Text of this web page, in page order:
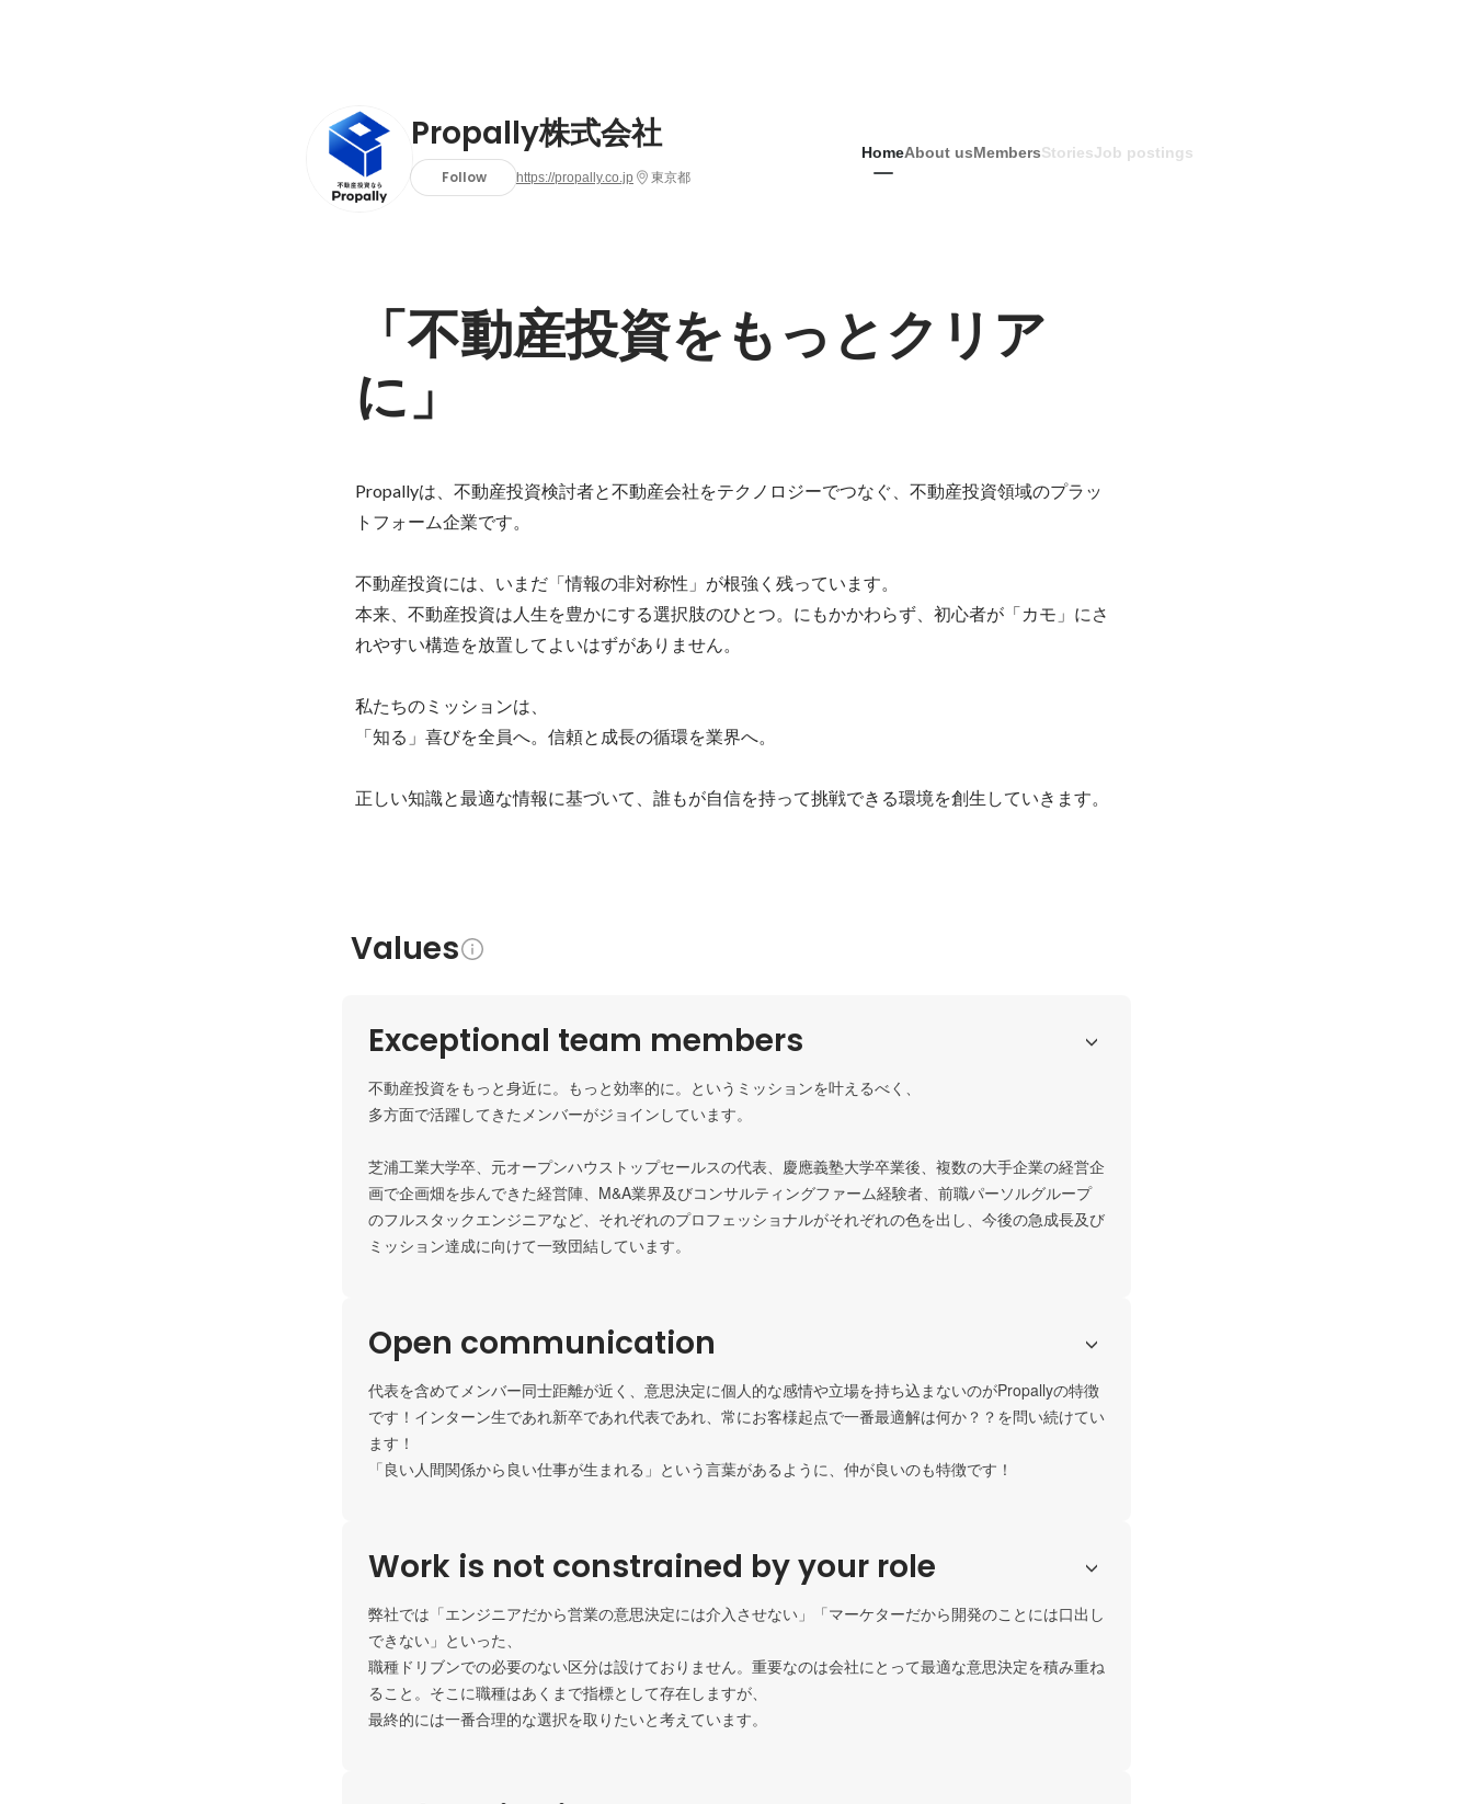
Propally株式会社
Follow https://propally.co.jp 東京都
HomeAbout usMembersStoriesJob postings
「不動産投資をもっとクリア
に」
Propallyは、不動産投資検討者と不動産会社をテクノロジーでつなぐ、不動産投資領域のプラッ
トフォーム企業です。
不動産投資には、いまだ「情報の非対称性」が根強く残っています。
本来、不動産投資は人生を豊かにする選択肢のひとつ。にもかかわらず、初心者が「カモ」にさ
れやすい構造を放置してよいはずがありません。
私たちのミッションは、
「知る」喜びを全員へ。信頼と成長の循環を業界へ。
正しい知識と最適な情報に基づいて、誰もが自信を持って挑戦できる環境を創生していきます。
Values
Exceptional team members
不動産投資をもっと身近に。もっと効率的に。というミッションを叶えるべく、
多方面で活躍してきたメンバーがジョインしています。
芝浦工業大学卒、元オープンハウストップセールスの代表、慶應義塾大学卒業後、複数の大手企業の経営企
画で企画畑を歩んできた経営陣、M&A業界及びコンサルティングファーム経験者、前職パーソルグループ
のフルスタックエンジニアなど、それぞれのプロフェッショナルがそれぞれの色を出し、今後の急成長及び
ミッション達成に向けて一致団結しています。
Open communication
代表を含めてメンバー同士距離が近く、意思決定に個人的な感情や立場を持ち込まないのがPropallyの特徴
です！インターン生であれ新卒であれ代表であれ、常にお客様起点で一番最適解は何か？？を問い続けてい
ます！
「良い人間関係から良い仕事が生まれる」という言葉があるように、仲が良いのも特徴です！
Work is not constrained by your role
弊社では「エンジニアだから営業の意思決定には介入させない」「マーケターだから開発のことには口出し
できない」といった、
職種ドリブンでの必要のない区分は設けておりません。重要なのは会社にとって最適な意思決定を積み重ね
ること。そこに職種はあくまで指標として存在しますが、
最終的には一番合理的な選択を取りたいと考えています。